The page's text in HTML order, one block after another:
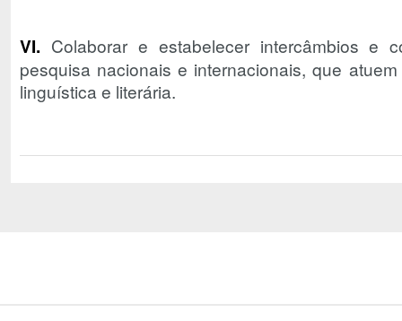
VI. Colaborar e estabelecer intercâmbios e
pesquisa nacionais e internacionais, que
linguística e literária.